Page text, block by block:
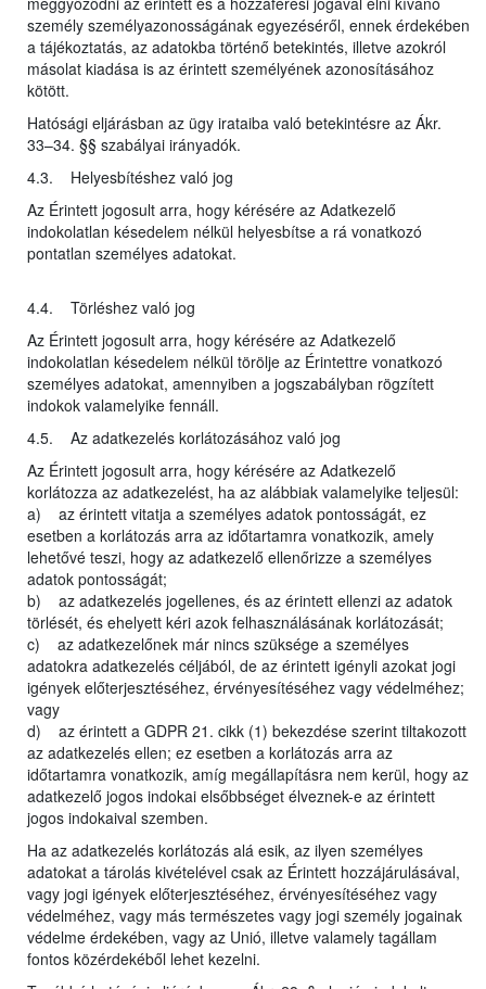
személy személyazonosságának egyezéséről, ennek érdekében
a tájékoztatás, az adatokba történő betekintés, illetve azokról
másolat kiadása is az érintett személyének azonosításához
kötött.
Hatósági eljárásban az ügy irataiba való betekintésre az Ákr.
33–34. §§ szabályai irányadók.
4.3. Helyesbítéshez való jog
Az Érintett jogosult arra, hogy kérésére az Adatkezelő
indokolatlan késedelem nélkül helyesbítse a rá vonatkozó
pontatlan személyes adatokat.
4.4. Törléshez való jog
Az Érintett jogosult arra, hogy kérésére az Adatkezelő
indokolatlan késedelem nélkül törölje az Érintettre vonatkozó
személyes adatokat, amennyiben a jogszabályban rögzített
indokok valamelyike fennáll.
4.5. Az adatkezelés korlátozásához való jog
Az Érintett jogosult arra, hogy kérésére az Adatkezelő
korlátozza az adatkezelést, ha az alábbiak valamelyike teljesül:
a) az érintett vitatja a személyes adatok pontosságát, ez
esetben a korlátozás arra az időtartamra vonatkozik, amely
lehetővé teszi, hogy az adatkezelő ellenőrizze a személyes
adatok pontosságát;
b) az adatkezelés jogellenes, és az érintett ellenzi az adatok
törlését, és ehelyett kéri azok felhasználásának korlátozását;
c) az adatkezelőnek már nincs szüksége a személyes
adatokra adatkezelés céljából, de az érintett igényli azokat jogi
igények előterjesztéséhez, érvényesítéséhez vagy védelméhez;
vagy
d) az érintett a GDPR 21. cikk (1) bekezdése szerint tiltakozott
az adatkezelés ellen; ez esetben a korlátozás arra az
időtartamra vonatkozik, amíg megállapításra nem kerül, hogy az
adatkezelő jogos indokai elsőbbséget élveznek-e az érintett
jogos indokaival szemben.
Ha az adatkezelés korlátozás alá esik, az ilyen személyes
adatokat a tárolás kivételével csak az Érintett hozzájárulásával,
vagy jogi igények előterjesztéséhez, érvényesítéséhez vagy
védelméhez, vagy más természetes vagy jogi személy jogainak
védelme érdekében, vagy az Unió, illetve valamely tagállam
fontos közérdekéből lehet kezelni.